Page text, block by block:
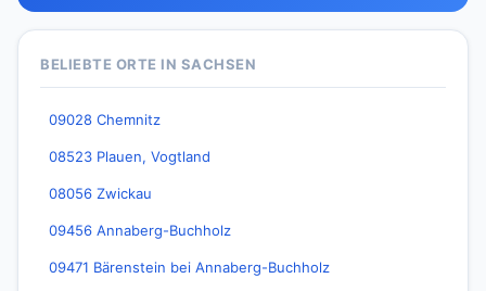
BELIEBTE ORTE IN SACHSEN
09028 Chemnitz
08523 Plauen, Vogtland
08056 Zwickau
09456 Annaberg-Buchholz
09471 Bärenstein bei Annaberg-Buchholz